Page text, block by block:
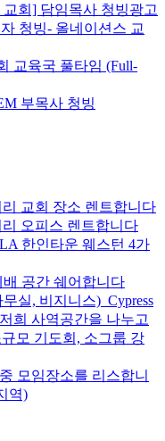
회] 담임목사 청빙광고
청빙- 올네이션스 교
교육국 풀타임 (Full-
부목사 청빙
교회 장소 렌트합니다
오피스 렌트합니다
한인타운 웨스턴 4가
공간 쉐어합니다
실, 비지니스)_Cypress
희 사역공간을 나누고
모 기도회, 소그룹 강
모임장소를 리스합니
역)